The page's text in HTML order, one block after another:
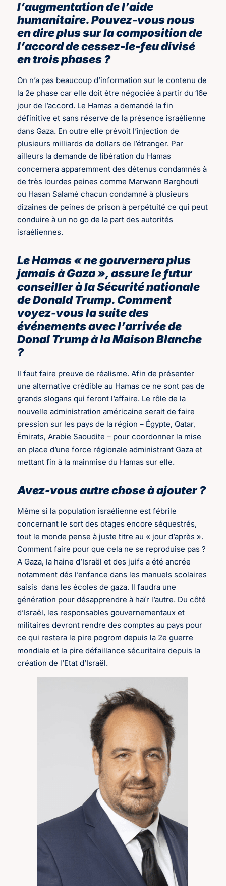
l’augmentation de l’aide
humanitaire. Pouvez-vous nous
en dire plus sur la composition de
l’accord de cessez-le-feu divisé
en trois phases ?
On n’a pas beaucoup d’information sur le contenu de
la 2e phase car elle doit être négociée à partir du 16e
jour de l’accord. Le Hamas a demandé la fin
définitive et sans réserve de la présence israélienne
dans Gaza. En outre elle prévoit l’injection de
plusieurs milliards de dollars de l’étranger. Par
ailleurs la demande de libération du Hamas
concernera apparemment des détenus condamnés à
de très lourdes peines comme Marwann Barghouti
ou Hasan Salamé chacun condamné à plusieurs
dizaines de peines de prison à perpétuité ce qui peut
conduire à un no go de la part des autorités
israéliennes.
Le Hamas « ne gouvernera plus
jamais à Gaza », assure le futur
conseiller à la Sécurité nationale
de Donald Trump. Comment
voyez-vous la suite des
événements avec l’arrivée de
Donal Trump à la Maison Blanche
?
Il faut faire preuve de réalisme. Afin de présenter
une alternative crédible au Hamas ce ne sont pas de
grands slogans qui feront l’affaire. Le rôle de la
nouvelle administration américaine serait de faire
pression sur les pays de la région – Égypte, Qatar,
Émirats, Arabie Saoudite – pour coordonner la mise
en place d’une force régionale administrant Gaza et
mettant fin à la mainmise du Hamas sur elle.
Avez-vous autre chose à ajouter ?
Même si la population israélienne est fébrile
concernant le sort des otages encore séquestrés,
tout le monde pense à juste titre au « jour d’après ».
Comment faire pour que cela ne se reproduise pas ?
A Gaza, la haine d’Israël et des juifs a été ancrée
notamment dés l’enfance dans les manuels scolaires
saisis dans les écoles de gaza. Il faudra une
génération pour désapprendre à haïr l’autre. Du côté
d’Israël, les responsables gouvernementaux et
militaires devront rendre des comptes au pays pour
ce qui restera le pire pogrom depuis la 2e guerre
mondiale et la pire défaillance sécuritaire depuis la
création de l’Etat d’Israël.